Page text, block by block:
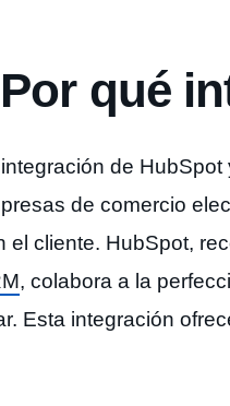
qué
de
de comercio
el cliente. HubSpot,
, colabora a la
Esta integración